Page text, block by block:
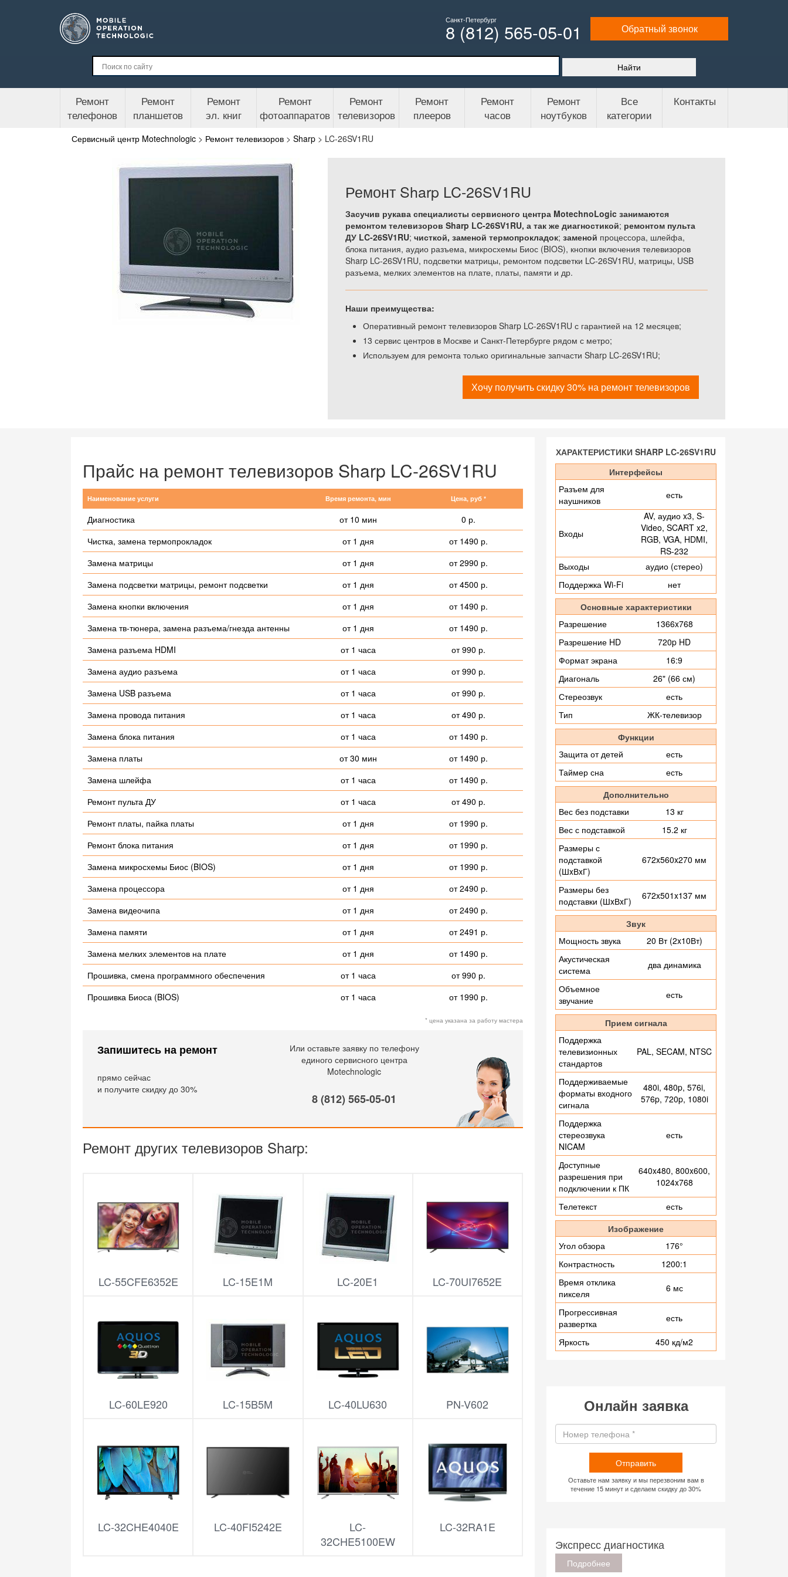
Санкт-Петербург
8 (812) 565-05-01 Обратный звонок
Ремонт
телефонов
Ремонт
планшетов
Ремонт
эл. книг
Ремонт
фотоаппаратов
Ремонт
телевизоров
Ремонт
плееров
Ремонт
часов
Ремонт
ноутбуков
Все
категории
Контакты
Сервисный центр Motechnologic > Ремонт телевизоров > Sharp > LC-26SV1RU
Ремонт Sharp LC-26SV1RU
Засучив рукава специалисты сервисного центра MotechnoLogic занимаются
ремонтом телевизоров Sharp LC-26SV1RU, а так же диагностикой; ремонтом пульта
ДУ LC-26SV1RU; чисткой, заменой термопрокладок; заменой процессора, шлейфа,
блока питания, аудио разъема, микросхемы Биос (BIOS), кнопки включения телевизоров
Sharp LC-26SV1RU, подсветки матрицы, ремонтом подсветки LC-26SV1RU, матрицы, USB
разъема, мелких элементов на плате, платы, памяти и др.
Наши преимущества:
Оперативный ремонт телевизоров Sharp LC-26SV1RU с гарантией на 12 месяцев;
13 сервис центров в Москве и Санкт-Петербурге рядом с метро;
Используем для ремонта только оригинальные запчасти Sharp LC-26SV1RU;
Хочу получить скидку 30% на ремонт телевизоров
Прайс на ремонт телевизоров Sharp LC-26SV1RU
Наименование услуги Время ремонта, мин Цена, руб *
Диагностика от 10 мин
0 р.
Чистка, замена термопрокладок
от 1 дня
от 1490 р.
Замена матрицы
от 1 дня
от 2990 р.
Замена подсветки матрицы, ремонт подсветки
от 1 дня
от 4500 р.
Замена кнопки включения
от 1 дня
от 1490 р.
Замена тв-тюнера, замена разъема/гнезда антенны
от 1 дня
от 1490 р.
Замена разъема HDMI
от 1 часа
от 990 р.
Замена аудио разъема
от 1 часа
от 990 р.
Замена USB разъема
от 1 часа
от 990 р.
Замена провода питания
от 1 часа
от 490 р.
Замена блока питания
от 1 часа
от 1490 р.
Замена платы
от 30 мин
от 1490 р.
Замена шлейфа
от 1 часа
от 1490 р.
Ремонт пульта ДУ
от 1 часа
от 490 р.
Ремонт платы, пайка платы
от 1 дня
от 1990 р.
Ремонт блока питания
от 1 дня
от 1990 р.
Замена микросхемы Биос (BIOS)
от 1 дня
от 1990 р.
Замена процессора
от 1 дня
от 2490 р.
Замена видеочипа
от 1 дня
от 2490 р.
Замена памяти
от 1 дня
от 2491 р.
Замена мелких элементов на плате
от 1 дня
от 1490 р.
Прошивка, смена программного обеспечения
от 1 часа
от 990 р.
Прошивка Биоса (BIOS)
от 1 часа от 1990 р.
* цена указана за работу мастера
Запишитесь на ремонт
прямо сейчас
и получите скидку до 30%
Или оставьте заявку по телефону
единого сервисного центра
Motechnologic
8 (812) 565-05-01
Ремонт других телевизоров Sharp:
LC-55CFE6352E LC-15E1M LC-20E1 LC-70UI7652E
LC-60LE920 LC-15B5M LC-40LU630 PN-V602
LC-32CHE4040E LC-40FI5242E
LC-
32CHE5100EW
LC-32RA1E
ХАРАКТЕРИСТИКИ SHARP LC-26SV1RU
Интерфейсы
Разъем для
наушников
есть
Входы
AV, аудио x3, S-
Video, SCART x2,
RGB, VGA, HDMI,
RS-232
Выходы
аудио (стерео)
Поддержка Wi-Fi
нет
Основные характеристики
Разрешение
1366x768
Разрешение HD
720p HD
Формат экрана
16:9
Диагональ
26" (66 см)
Стереозвук
есть
Тип
ЖК-телевизор
Функции
Защита от детей
есть
Таймер сна
есть
Дополнительно
Вес без подставки
13 кг
Вес с подставкой
15.2 кг
Размеры с
подставкой
(ШxВxГ)
672x560x270 мм
Размеры без
подставки (ШxВxГ)
672x501x137 мм
Звук
Мощность звука
20 Вт (2x10Вт)
Акустическая
система
два динамика
Объемное
звучание
есть
Прием сигнала
Поддержка
телевизионных
стандартов
PAL, SECAM, NTSC
Поддерживаемые
форматы входного
сигнала
480i, 480p, 576i,
576p, 720p, 1080i
Поддержка
стереозвука
NICAM
есть
Доступные
разрешения при
подключении к ПК
640x480, 800x600,
1024x768
Телетекст
есть
Изображение
Угол обзора
176°
Контрастность
1200:1
Время отклика
пикселя
6 мс
Прогрессивная
развертка
есть
Яркость 450 кд/м2
Онлайн заявка
Отправить
Оставьте нам заявку и мы перезвоним вам в
течение 15 минут и сделаем скидку до 30%
Экспресс диагностика
Подробнее